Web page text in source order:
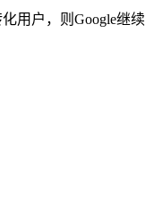
用户，则Google继续